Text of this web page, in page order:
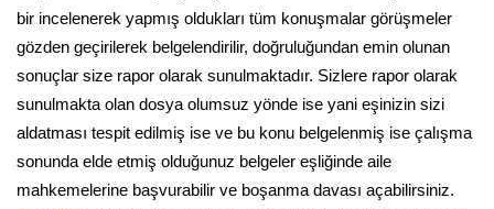
bir incelenerek yapmış oldukları tüm konuşmalar görüşmeler
gözden geçirilerek belgelendirilir, doğruluğundan emin olunan
sonuçlar size rapor olarak sunulmaktadır. Sizlere rapor olarak
sunulmakta olan dosya olumsuz yönde ise yani eşinizin sizi
aldatması tespit edilmiş ise ve bu konu belgelenmiş ise çalışma
sonunda elde etmiş olduğunuz belgeler eşliğinde aile
mahkemelerine başvurabilir ve boşanma davası açabilirsiniz.